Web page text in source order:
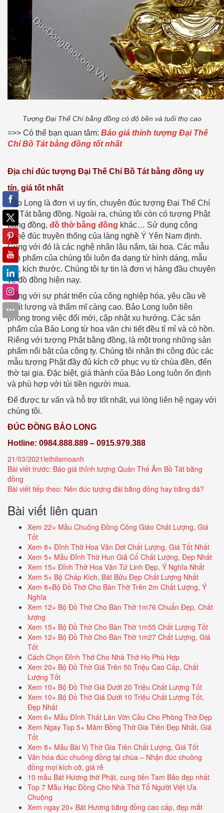
Tượng Đại Thế Chí bằng đồng có độ bền và tuổi thọ cao
=>> Có thể bạn quan tâm: Báo giá thỉnh tượng Đại Thế
Chí Bồ Tát bằng đồng tốt nhất
Địa chỉ đúc tượng Đại Thế Chí Bồ Tát bằng đồng uy
tín, giá tốt nhất
Bảo Long là đơn vị uy tín, chuyên đúc tượng Đại Thế Chí
Bồ Tát bằng đồng. Ngoài ra, chúng tôi còn có tượng Phật
bằng đồng, đồ thờ bằng đồng khác… Sử dụng công
nghệ đúc truyền thống của làng nghề Ý Yên Nam định.
Cùng với đó là các nghệ nhân lâu nắm, tài hoa. Các mẫu
sản phẩm của chúng tôi luôn đa dạng từ hình dáng, mẫu
mã, kích thước. Chúng tôi tự tin là đơn vị hàng đầu chuyên
về đồ đồng hiện nay.
Cùng với sự phát triển của công nghiệp hóa, yêu cầu về
chất lượng và thẩm mĩ càng cao. Bảo Long luôn tiên
phong trong việc đổi mới, cập nhật xu hướng. Các sản
phẩm của Bảo Long từ hoa văn chi tiết đều tỉ mỉ và có hồn.
Riêng với tượng Phật bằng đồng, là một trong những sản
phẩm nổi bật của công ty. Chúng tôi nhận thi công đúc các
mẫu tượng Phật đầy đủ kích cỡ phục vụ từ chùa đền, đến
thờ tại gia. Đặc biệt, giá thành của Bảo Long luôn ổn định
và phù hợp với túi tiền người mua.
Để được tư vấn và hỗ trợ tốt nhất, vui lòng liên hệ ngay với
chúng tôi.
ĐÚC ĐỒNG BẢO LONG
Hotline: 0984.888.889 – 0915.979.388
Đăng
ngày:
21/03/2021 Tác
giả:
lethilamoanh
Điều
hướng
bài
viết
Bài viết trước: Báo giá thỉnh tượng Quán Thế Âm Bồ Tát bằng
đồng
Bài viết tiếp theo: Nên đúc tượng đài bằng đồng hay bằng đá?
Bài viết liên quan
Xem 22+ Mẫu Chuông Đồng Công Giáo Chất Lượng, Giá
Tốt
Xem 8+ Đỉnh Thờ Hoa Văn Dơi Chất Lượng, Giá Tốt Nhất
Xem 5+ Mẫu Đỉnh Thờ Hun Giả Cổ Chất Lượng, Đẹp Nhất
Xem 15+ Đỉnh Thờ Hoa Văn Tứ Linh Đẹp, Ý Nghĩa Nhất
Xem 5+ Bộ Chấp Kích, Bát Bửu Đẹp Chất Lượng Nhất
Xem 8+Bộ Đồ Thờ Cho Bàn Thờ Trên 2m Chất Lượng, Ý
Nghĩa
Xem 12+ Bộ Đồ Thờ Cho Bàn Thờ 1m76 Chuẩn Đẹp, Chất
lượng
Xem 15+ Bộ Đồ Thờ Cho Bàn Thờ 1m55 Chất Lượng Tốt
Xem 12+ Bộ Đồ Thờ Cho Bàn Thờ 1m27 Chất Lượng, Giá
Tốt
Cách Chọn Đỉnh Thờ Cho Nhà Thờ Họ Phù Hợp
Xem 20+ Bộ Đồ Thờ Giá Trên 50 Triệu Cao Cấp, Chất
Lượng Tốt
Xem 10+ Bộ Đồ Thờ Giá Dưới 20 Triệu Chất Lượng Tốt
Xem 10+ Bộ Đồ Thờ Giá Dưới 10 Triệu Chất Lượng Tốt,
Đẹp Nhất
Xem 6+ Mẫu Đỉnh Thất Lân Vờn Cầu Cho Phòng Thờ Đẹp
Xem Ngay Top 5+ Mâm Bồng Thờ Gia Tiên Đẹp Nhất, Giá
Tốt
Xem 8+ Mẫu Bài Vị Thờ Gia Tiên Chất Lượng, Giá Tốt
Văn hóa đúc chuông đồng tại chùa – Nhận đúc chuông
đồng mọi kích cỡ, giá rẻ
10 mẫu Bát Hương thờ Phật, cung tiến Tam Bảo đẹp nhất
Top 7 Mẫu Hạc Đồng Cho Nhà Thờ Tổ Người Việt Ưa
Chuộng
Xem ngay 20+ Bát Hương bằng đồng cao cấp, đẹp mắt